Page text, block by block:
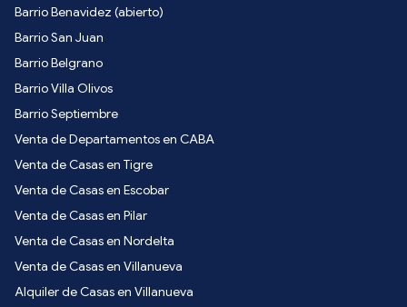
Barrio Benavidez (abierto)
Barrio San Juan
Barrio Belgrano
Barrio Villa Olivos
Barrio Septiembre
Venta de Departamentos en CABA
Venta de Casas en Tigre
Venta de Casas en Escobar
Venta de Casas en Pilar
Venta de Casas en Nordelta
Venta de Casas en Villanueva
Alquiler de Casas en Villanueva